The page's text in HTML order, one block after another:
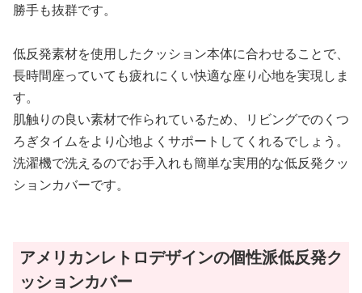
勝手も抜群です。
低反発素材を使用したクッション本体に合わせることで、
長時間座っていても疲れにくい快適な座り心地を実現しま
す。
肌触りの良い素材で作られているため、リビングでのくつ
ろぎタイムをより心地よくサポートしてくれるでしょう。
洗濯機で洗えるのでお手入れも簡単な実用的な低反発クッ
ションカバーです。
アメリカンレトロデザインの個性派低反発ク
ッションカバー